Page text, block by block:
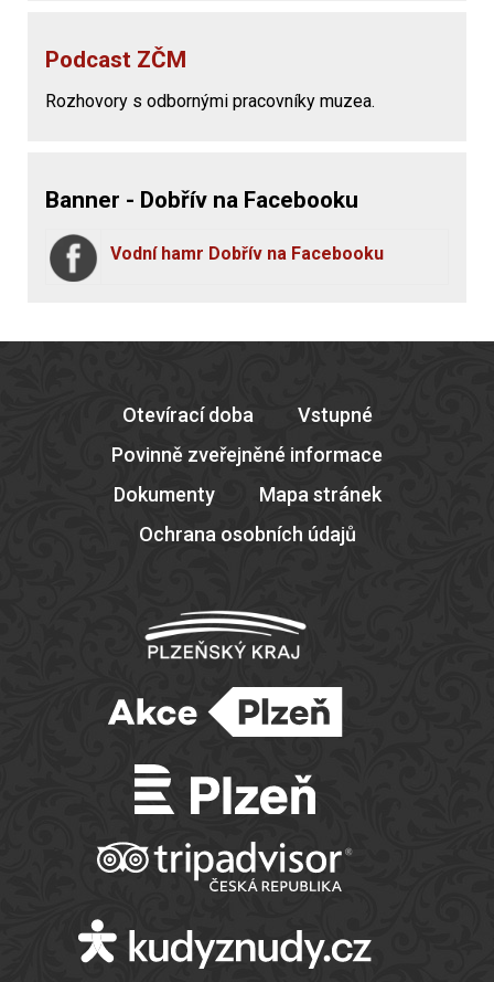
Podcast ZČM
Rozhovory s odbornými pracovníky muzea.
Banner - Dobřív na Facebooku
Vodní hamr Dobřív na Facebooku
Otevírací doba
Vstupné
Povinně zveřejněné informace
Dokumenty
Mapa stránek
Ochrana osobních údajů